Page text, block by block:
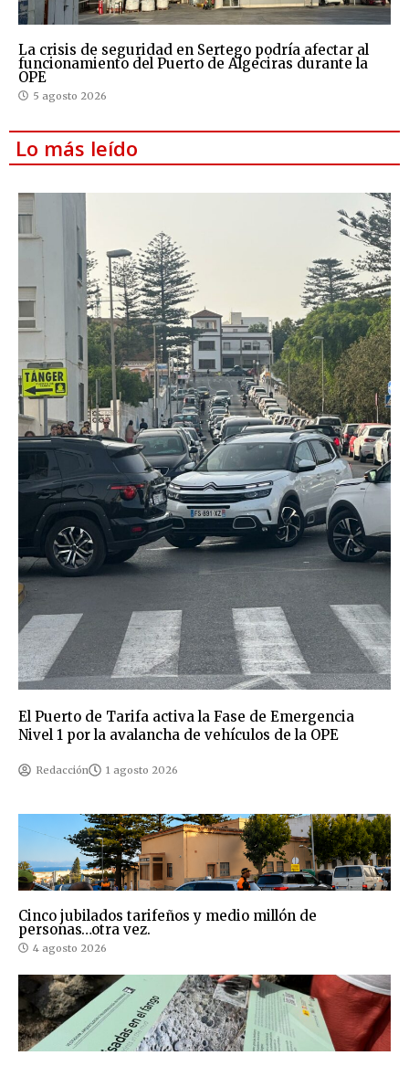
La crisis de seguridad en Sertego podría afectar al
funcionamiento del Puerto de Algeciras durante la
OPE
5 agosto 2026
Lo más leído
El Puerto de Tarifa activa la Fase de Emergencia
Nivel 1 por la avalancha de vehículos de la OPE
Redacción 1 agosto 2026
Cinco jubilados tarifeños y medio millón de
personas…otra vez.
4 agosto 2026